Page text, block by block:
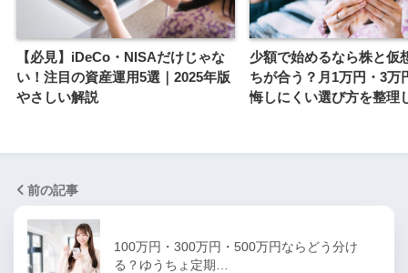
【必見】iDeCo・NISAだけじゃな
い！注目の資産運用5選｜2025年版
やさしい解説
少額で始めるなら株と仮
ちが合う？月1万円・3万
悔しにくい選び方を整理
前の記事
100万円・300万円・500万円ならどう分け
る？ゆうちょ定期…